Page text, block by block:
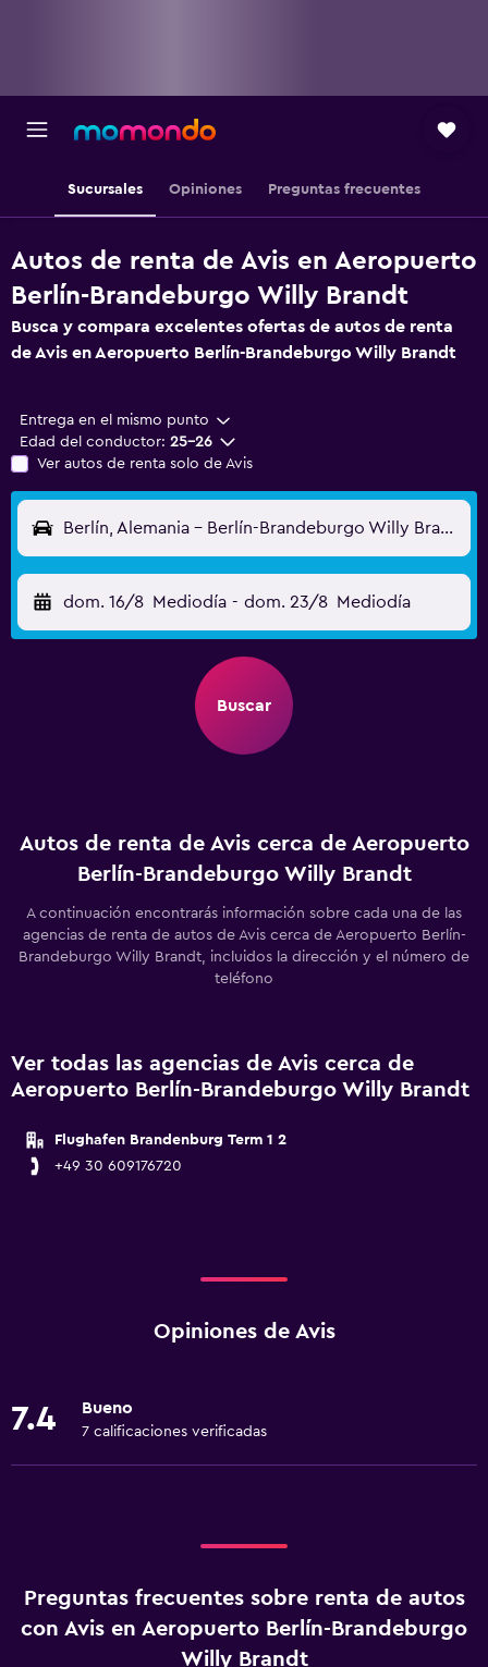
Sucursales Opiniones Preguntas frecuentes
Autos de renta de Avis en Aeropuerto
Berlín-Brandeburgo Willy Brandt
Busca y compara excelentes ofertas de autos de renta
de Avis en Aeropuerto Berlín-Brandeburgo Willy Brandt
Entrega en el mismo punto
Edad del conductor: 25-26
Ver autos de renta solo de Avis
Berlín, Alemania - Berlín-Brandeburgo Willy Brandt (BER)
dom. 16/8 Mediodía - dom. 23/8 Mediodía
Buscar
Autos de renta de Avis cerca de Aeropuerto
Berlín-Brandeburgo Willy Brandt
A continuación encontrarás información sobre cada una de las
agencias de renta de autos de Avis cerca de Aeropuerto Berlín-
Brandeburgo Willy Brandt, incluidos la dirección y el número de
teléfono
Ver todas las agencias de Avis cerca de
Aeropuerto Berlín-Brandeburgo Willy Brandt
Flughafen Brandenburg Term 1 2
+49 30 609176720
Opiniones de Avis
7.4 Bueno
7 calificaciones verificadas
Preguntas frecuentes sobre renta de autos
con Avis en Aeropuerto Berlín-Brandeburgo
Willy Brandt